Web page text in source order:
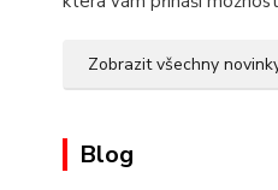
Zobrazit všechny
Blog